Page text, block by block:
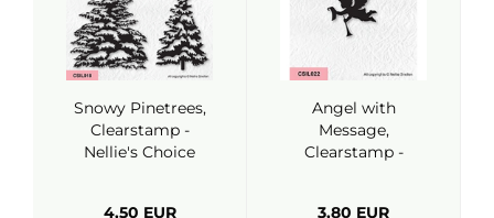
Snowy Pinetrees,
Clearstamp -
Nellie's Choice
4,50 EUR
Angel with
Message,
Clearstamp -
3,80 EUR